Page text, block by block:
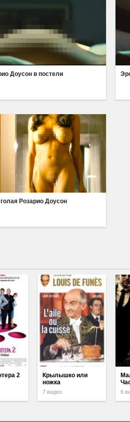
Доусон в постели
Розарио Доусон
2
Крылышко или
ножка
7 видео 6